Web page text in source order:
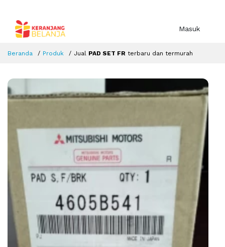
Masuk
Beranda Produk Jual PAD SET FR terbaru dan termurah